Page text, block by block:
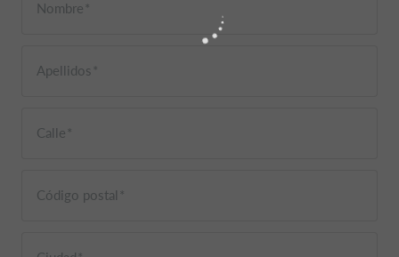
Nombre
Apellidos
Calle
Código postal